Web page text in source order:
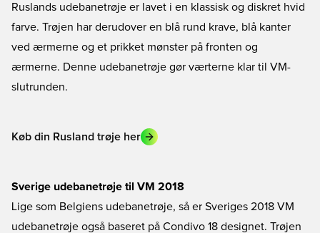
Ruslands udebanetrøje er lavet i en klassisk og diskret hvid
farve. Trøjen har derudover en blå rund krave, blå kanter
ved ærmerne og et prikket mønster på fronten og
ærmerne. Denne udebanetrøje gør værterne klar til VM-
slutrunden.
Køb din Rusland trøje her
Sverige udebanetrøje til VM 2018
Lige som Belgiens udebanetrøje, så er Sveriges 2018 VM
udebanetrøje også baseret på Condivo 18 designet. Trøjen